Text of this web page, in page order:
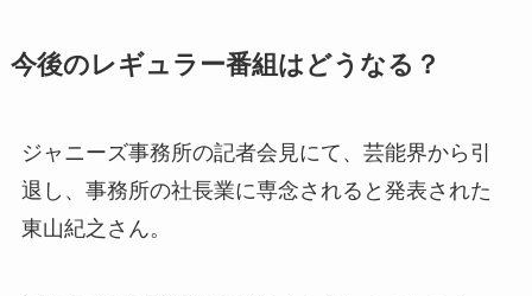
今後のレギュラー番組はどうなる？
ジャニーズ事務所の記者会見にて、芸能界から引
退し、事務所の社長業に専念されると発表された
東山紀之さん。